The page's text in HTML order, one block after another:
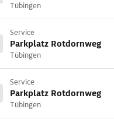
Tübingen
Service
Parkplatz Rotdornweg
Tübingen
Service
Parkplatz Rotdornweg
Tübingen